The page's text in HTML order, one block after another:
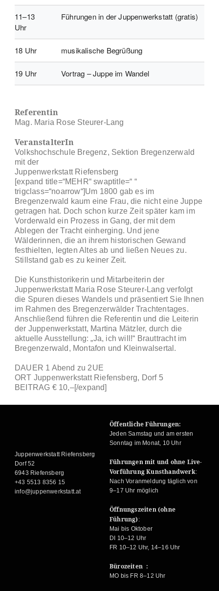
11–13
Uhr
Führungen in der Juppenwerkstatt (gratis)
18 Uhr musikalische Begrüßung
19 Uhr Vortrag – Juppe im Wandel
Referentin
Mag. Maria Rose Steurer-Lang
VeranstalterIn
Volkshochschule Bregenz, Sektion Bregenzerwald
mit der
Juppenwerkstatt Riefensberg
[expand title=“MEHR“ swaptitle=“ “
trigclass=“noarrow“]Um 1800 gab es im
Bregenzerwald kaum eine Frau, die nicht eine Juppe
getragen hat. Doch schon kurze Zeit später kam im
Vorderwald ein Prozess in Gang, der mit dem
Ablegen der Tracht einherging. Und jene
Wälderinnen, die an ihrem historischen Gewand
festhielten, legten Altes ab und ließen Neues zu.
Stillstand gab es zu keiner Zeit.
Die Kunsthistorikerin und Mitarbeiterin der
Juppenwerkstatt Maria Rose Steurer-Lang verfolgt
die Spuren dieses Wandels und präsentiert Sie Ihnen
im Rahmen des Bregenzerwälder Trachtentages.
Anschließend führen die Referentin und die Leiterin
der Juppenwerkstatt, Martina Mätzler, durch die
aktuelle Ausstellung: „Ja, ich will!“ Brauttracht im
Bregenzerwald, Montafon und Kleinwalsertal.
DAUER 1 Abend zu 2UE
ORT Juppenwerkstatt Riefensberg, Dorf 5
BEITRAG € 10,–[/expand]
Juppenwerkstatt Riefensberg
Dorf 52
6943 Riefensberg
+43 5513 8356 15
info@juppenwerkstatt.at
Öffentliche Führungen:
Jeden Samstag und am ersten
Sonntag im Monat, 10 Uhr
Führungen mit und ohne Live-
Vorführung Kunsthandwerk:
Nach Voranmeldung täglich von
9–17 Uhr möglich
Öffnungszeiten (ohne
Führung) :
Mai bis Oktober
DI 10–12 Uhr
FR 10–12 Uhr, 14–16 Uhr
Bürozeiten :
MO bis FR 8–12 Uhr